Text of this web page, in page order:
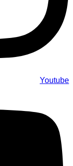
Youtube